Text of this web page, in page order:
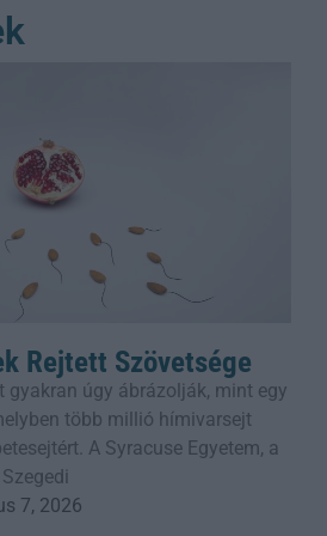
Rejtett Szövetsége
gyakran úgy ábrázolják, mint egy
több millió hímivarsejt
A Syracuse Egyetem, a
7, 2026